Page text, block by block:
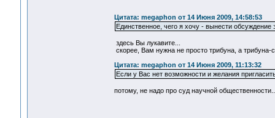
Цитата: megaphon от 14 Июня 2009, 14:58:53
Единственное, чего я хочу - вынести
здесь Вы лукавите...
скорее, Вам нужна не просто трибуна, а трибуна-
Цитата: megaphon от 14 Июня 2009, 11:13:32
Если у Вас нет возможности и желания
потому, не надо про суд научной